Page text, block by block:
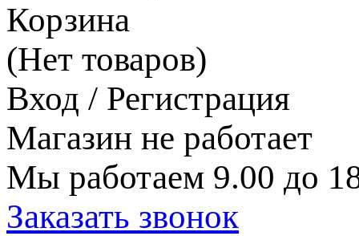
Корзина
(Нет товаров)
Вход / Регистрация
Магазин не работает
Мы работаем 9.00 до
Заказать звонок